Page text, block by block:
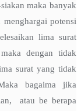
maka banyak
potensi
lima surat
dengan tidak
surat yang tidak
bagaima jika
atau be berapa